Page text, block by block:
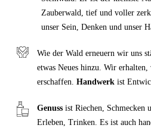
Zauberwald, tief und voller
unser Sein, Denken und unser
Wie der Wald erneuern wir uns
etwas Neues hinzu. Wir erhalten,
erschaffen. Handwerk ist
Genuss ist Riechen, Schmecken
Erleben, Trinken. Es ist auch